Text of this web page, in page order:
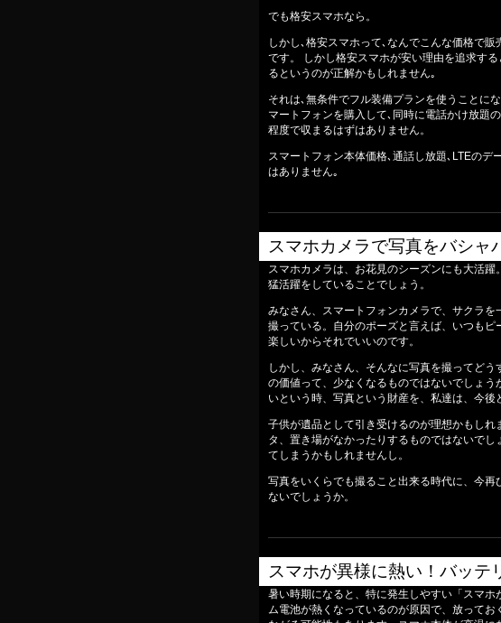
でも格安スマホなら。
しかし､格安スマホって､なんでこんな価格で
です。 しかし格安スマホが安い理由を追求す
るというのが正解かもしれません｡
それは､無条件でフル装備プランを使うことに
マートフォンを購入して､同時に電話かけ放題
程度で収まるはずはありません。
スマートフォン本体価格､通話し放題､LTEの
はありません｡
スマホカメラで写真をバシャ
スマホカメラは、お花見のシーズンにも大活躍
猛活躍をしていることでしょう。
みなさん、スマートフォンカメラで、サクラ
撮っている。自分のポーズと言えば、いつも
楽しいからそれでいいのです。
しかし、みなさん、そんなに写真を撮ってど
の価値って、少なくなるものではないでしょ
いという時、写真という財産を、私達は、今後
子供が遺品として引き受けるのが理想かもし
タ、置き場がなかったりするものではないで
てしまうかもしれませんし。
写真をいくらでも撮ること出来る時代に、今
ないでしょうか。
スマホが異様に熱い！バッテ
暑い時期になると、特に発生しやすい「スマ
ム電池が熱くなっているのが原因で、放って